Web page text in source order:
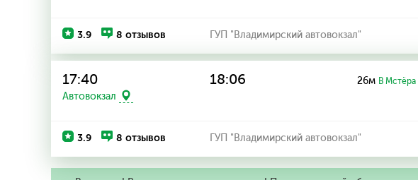
3.9 8 отзывов ГУП "Владимирский автовокзал"
17:40
Автовокзал
18:06 26м В Мстёра
3.9 8 отзывов ГУП "Владимирский автовокзал"